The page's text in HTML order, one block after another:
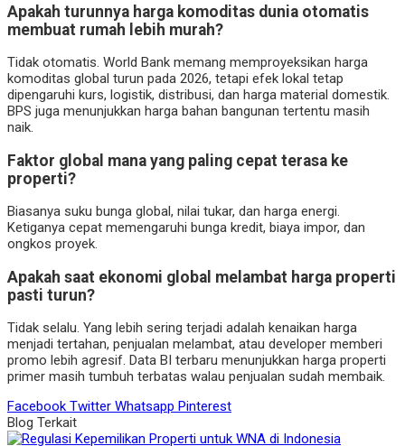
Apakah turunnya harga komoditas dunia otomatis
membuat rumah lebih murah?
Tidak otomatis. World Bank memang memproyeksikan harga
komoditas global turun pada 2026, tetapi efek lokal tetap
dipengaruhi kurs, logistik, distribusi, dan harga material domestik.
BPS juga menunjukkan harga bahan bangunan tertentu masih
naik.
Faktor global mana yang paling cepat terasa ke
properti?
Biasanya suku bunga global, nilai tukar, dan harga energi.
Ketiganya cepat memengaruhi bunga kredit, biaya impor, dan
ongkos proyek.
Apakah saat ekonomi global melambat harga properti
pasti turun?
Tidak selalu. Yang lebih sering terjadi adalah kenaikan harga
menjadi tertahan, penjualan melambat, atau developer memberi
promo lebih agresif. Data BI terbaru menunjukkan harga properti
primer masih tumbuh terbatas walau penjualan sudah membaik.
Facebook Twitter Whatsapp Pinterest
Blog Terkait